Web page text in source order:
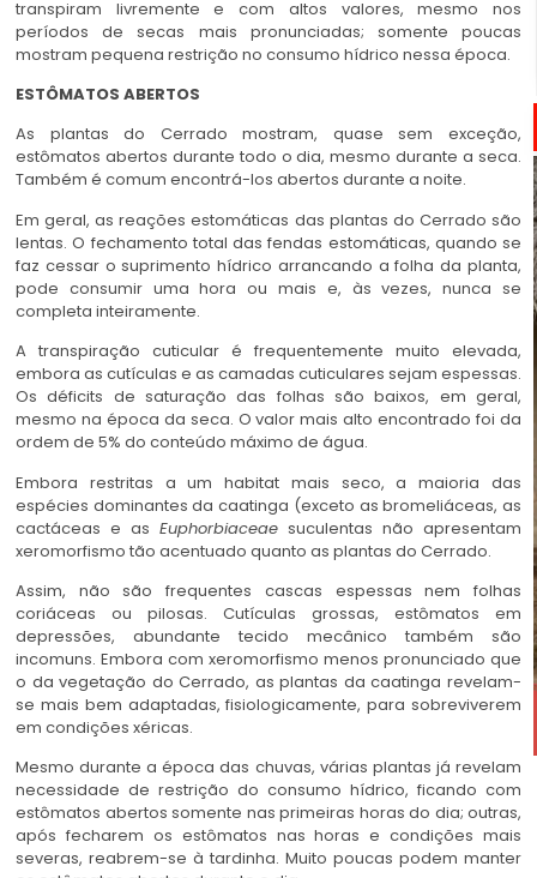
transpiram livremente e com altos valores, mesmo nos
períodos de secas mais pronunciadas; somente poucas
mostram pequena restrição no consumo hídrico nessa época.
ESTÔMATOS ABERTOS
As plantas do Cerrado mostram, quase sem exceção,
estômatos abertos durante todo o dia, mesmo durante a seca.
Também é comum encontrá-los abertos durante a noite.
Em geral, as reações estomáticas das plantas do Cerrado são
lentas. O fechamento total das fendas estomáticas, quando se
faz cessar o suprimento hídrico arrancando a folha da planta,
pode consumir uma hora ou mais e, às vezes, nunca se
completa inteiramente.
A transpiração cuticular é frequentemente muito elevada,
embora as cutículas e as camadas cuticulares sejam espessas.
Os déficits de saturação das folhas são baixos, em geral,
mesmo na época da seca. O valor mais alto encontrado foi da
ordem de 5% do conteúdo máximo de água.
Embora restritas a um habitat mais seco, a maioria das
espécies dominantes da caatinga (exceto as bromeliáceas, as
cactáceas e as Euphorbiaceaesuculentas não apresentam
xeromorfismo tão acentuado quanto as plantas do Cerrado.
Assim, não são frequentes cascas espessas nem folhas
coriáceas ou pilosas. Cutículas grossas, estômatos em
depressões, abundante tecido mecânico também são
incomuns. Embora com xeromorfismo menos pronunciado que
o da vegetação do Cerrado, as plantas da caatinga revelam-
se mais bem adaptadas, fisiologicamente, para sobreviverem
em condições xéricas.
Mesmo durante a época das chuvas, várias plantas já revelam
necessidade de restrição do consumo hídrico, ficando com
estômatos abertos somente nas primeiras horas do dia; outras,
após fecharem os estômatos nas horas e condições mais
severas, reabrem-se à tardinha. Muito poucas podem manter